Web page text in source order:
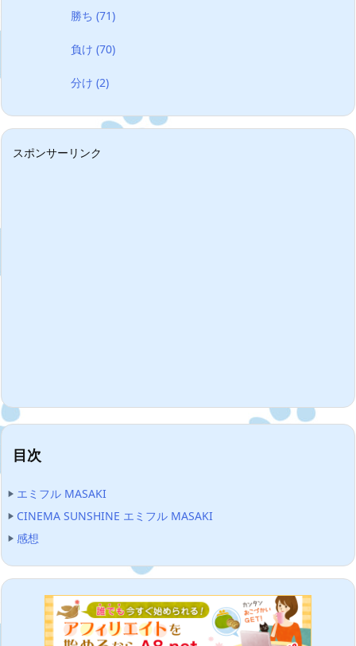
勝ち(71)
負け(70)
分け(2)
スポンサーリンク
目次
エミフル MASAKI
CINEMA SUNSHINE エミフル MASAKI
感想